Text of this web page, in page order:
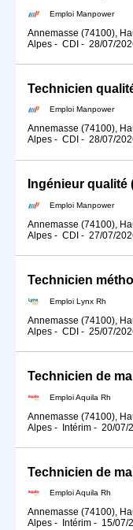
Emploi Manpower
Annemasse (74100),
Alpes - CDI - 28/07/
Technicien
Emploi Manpower
Annemasse (74100),
Alpes - CDI - 28/07/
Ingénieur qualité
Emploi Manpower
Annemasse (74100),
Alpes - CDI - 27/07/
Technicien
Emploi Lynx Rh
Annemasse (74100),
Alpes - CDI - 25/07/
Technicien de
Emploi Aquila Rh
Annemasse (74100),
Alpes - Intérim - 20/07/
Technicien de
Emploi Aquila Rh
Annemasse (74100),
Alpes - Intérim - 15/07/